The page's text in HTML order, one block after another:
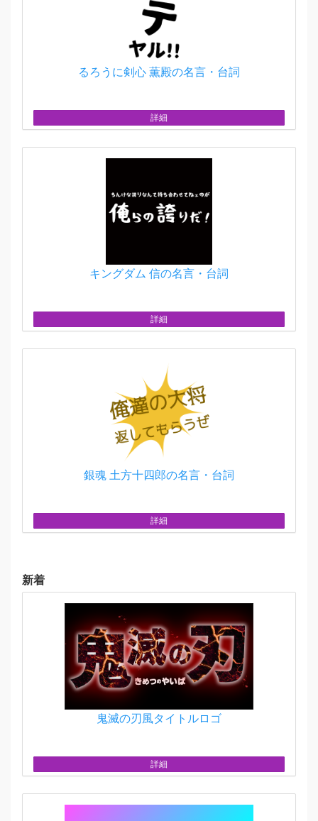
るろうに剣心 薫殿の名言・台詞
詳細
キングダム 信の名言・台詞
詳細
銀魂 土方十四郎の名言・台詞
詳細
新着
鬼滅の刃風タイトルロゴ
詳細